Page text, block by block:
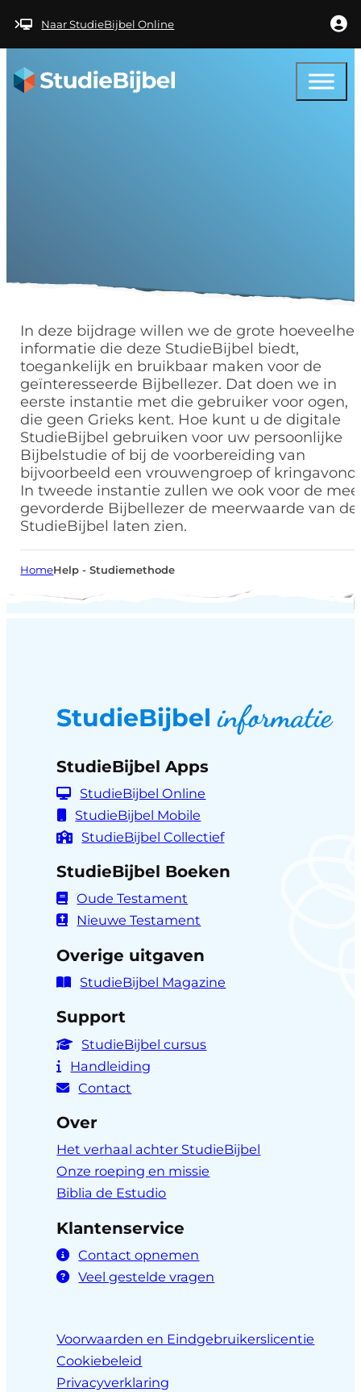
Naar StudieBijbel Online
In deze bijdrage willen we de grote
informatie die deze StudieBijbel biedt,
toegankelijk en bruikbaar maken voor de
geïnteresseerde Bijbellezer. Dat doen we in
eerste instantie met die gebruiker voor ogen,
die geen Grieks kent. Hoe kunt u de digitale
StudieBijbel gebruiken voor uw persoonlijke
Bijbelstudie of bij de voorbereiding van
bijvoorbeeld een vrouwengroep of
In tweede instantie zullen we ook voor de
gevorderde Bijbellezer de meerwaarde van de
StudieBijbel laten zien.
HomeHelp - Studiemethode
StudieBijbelinformatie
StudieBijbel Apps
StudieBijbel Online
StudieBijbel Mobile
StudieBijbel Collectief
StudieBijbel Boeken
Oude Testament
Nieuwe Testament
Overige uitgaven
StudieBijbel Magazine
Support
StudieBijbel cursus
Handleiding
Contact
Over
Het verhaal achter StudieBijbel
Onze roeping en missie
Biblia de Estudio
Klantenservice
Contact opnemen
Veel gestelde vragen
Voorwaarden en Eindgebruikerslicentie
Cookiebeleid
Privacyverklaring